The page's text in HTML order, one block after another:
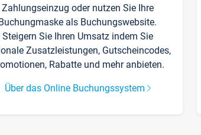
Zahlungseinzug oder nutzen Sie Ihre
als Buchungswebsite.
Steigern Sie Ihren Umsatz indem Sie
Zusatzleistungen, Gutscheincodes,
Rabatte und mehr anbieten.
Über das Online Buchungssystem